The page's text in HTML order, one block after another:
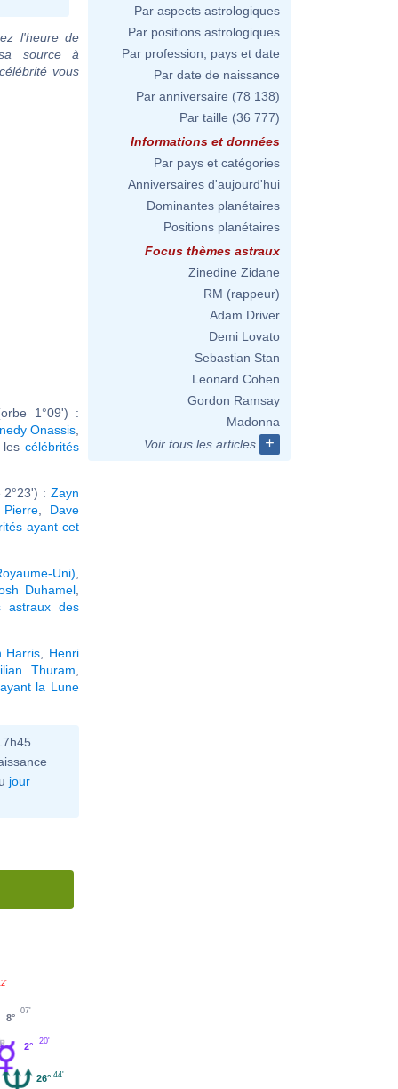
l'heure de
source à
vous
1°09') :
Onassis
lescélébrités
: Zayn
Dave
ayant cet
Uni)
Duhamel
astraux des
Harris
Henri
Thuram
la Lune
jour
26° 44'
2° 20'
8°
07'
Par aspects astrologiques
Par positions astrologiques
Par profession, pays et date
Par date de naissance
Par anniversaire (78 138)
Par taille (36 777)
Informations et données
Par pays et catégories
Anniversaires d'aujourd'hui
Dominantes planétaires
Positions planétaires
Focus thèmes astraux
Zinedine Zidane
RM (rappeur)
Adam Driver
Demi Lovato
Sebastian Stan
Leonard Cohen
Gordon Ramsay
Madonna
Voir tous les articles
+